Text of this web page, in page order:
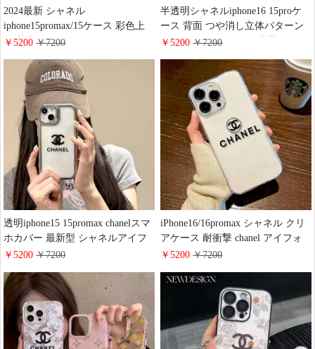
2024最新 シャネル
iphone15promax/15ケース 彩色上
絵 落書き 人気 chanel iphone14pro
する シャネル綺麗iphone13promax
携帯ケース少女 かわいい 送料無
￥5200￥7200
半透明シャネルiphone16 15proケ
ース 背面 つや消し立体パターン
chanel アイフォーン15携帯ケース
COCOロゴ IPHONE14/13ProMax携
帯ケースレデイースおしゃれ
￥5200￥7200
透明iphone15 15promax chanelスマ
ホカバー 最新型 シャネルアイフ
ォーン14pro 16カバーシルバー メ
chanel iphone13ケース売れ筋
￥5200￥7200
iPhone16/16promax シャネル クリ
アケース 耐衝撃 chanel アイフォ
ーン15plus/15proシリコンカバー
ンド風iphone14/13/12携帯ケース
大人 シンプル おしゃれ
￥5200￥7200